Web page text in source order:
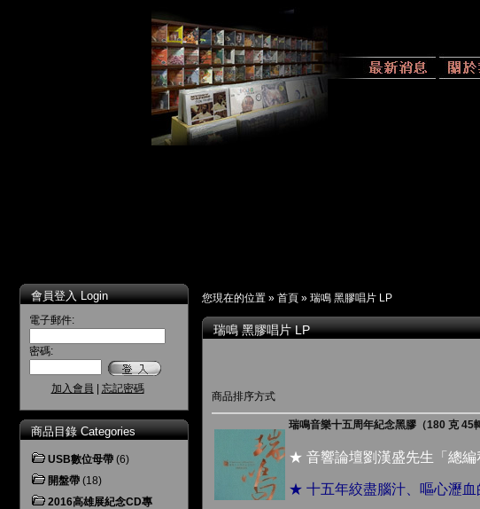
會員登入 Login
電子郵件:
密碼:
加入會員 忘記密碼
商品目錄 Categories
USB數位母帶 (6)
開盤帶 (18)
2016高雄展紀念CD專
您現在的位置 » 首頁 » 瑞鳴 黑膠唱片 LP
瑞鳴 黑膠唱片 LP
商品排序方式
瑞鳴音樂十五周年紀念黑膠（180 克 45
★ 音響論壇劉漢盛先生「總編
★ 十五年絞盡腦汁、嘔心瀝